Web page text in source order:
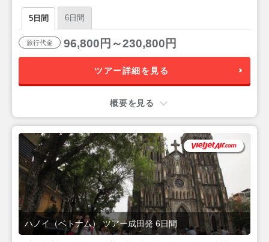
成田発 3泊5日間
5日間 6日間
旅行代金 96,800円～230,800円
ツアー詳細を見る
概要を見る
ハノイ（ベトナム） ツアー成田発 6日間